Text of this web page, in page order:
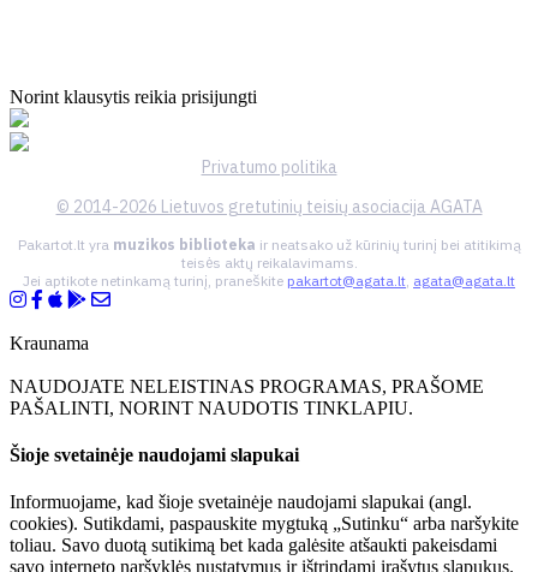
Norint klausytis reikia prisijungti
Privatumo politika
© 2014-2026 Lietuvos gretutinių teisių asociacija AGATA
Pakartot.lt yra muzikos biblioteka ir neatsako už kūrinių turinį bei atitikimą
teisės aktų reikalavimams.
Jei aptikote netinkamą turinį, praneškite pakartot@agata.lt agata@agata.lt
Kraunama
NAUDOJATE NELEISTINAS PROGRAMAS, PRAŠOME
PAŠALINTI, NORINT NAUDOTIS TINKLAPIU.
Šioje svetainėje naudojami slapukai
Informuojame, kad šioje svetainėje naudojami slapukai (angl.
cookies). Sutikdami, paspauskite mygtuką „Sutinku“ arba naršykite
toliau. Savo duotą sutikimą bet kada galėsite atšaukti pakeisdami
savo interneto naršyklės nustatymus ir ištrindami įrašytus slapukus.